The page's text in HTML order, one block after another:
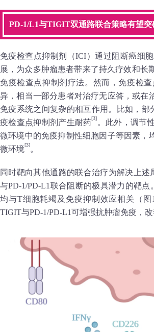
PD-1/L1与TIGIT双通路联合策略有望
免疫检查点抑制剂（ICI）通过阻断癌细
展，为众多肿瘤患者带来了持久疗效和长
免疫检查点抑制剂疗法。然而，免疫检
异，相当一部分患者对治疗无应答，或在
免疫系统之间复杂的相互作用。比如，
疫检查点抑制剂产生耐药[3] 。此外，调节
微环境中的免疫抑制性细胞因子等因素，
微环境[3]。
同时靶向其他通路的联合治疗为解决上
与PD-1/PD-L1联合阻断的极具潜力的靶
均与T细胞耗竭及免疫抑制效应相关（图1
TIGIT与PD-1/PD-L1可增强抗肿瘤免疫，